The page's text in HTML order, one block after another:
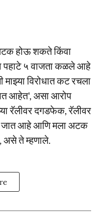
होऊ शकते किंवा
पहाटे ५ वाजता कळले आहे
विरोधात कट रचला
आहेत', असा आरोप
रॅलीवर दगडफेक, रॅलीवर
जात आहे आणि मला अटक
असे ते म्हणाले.